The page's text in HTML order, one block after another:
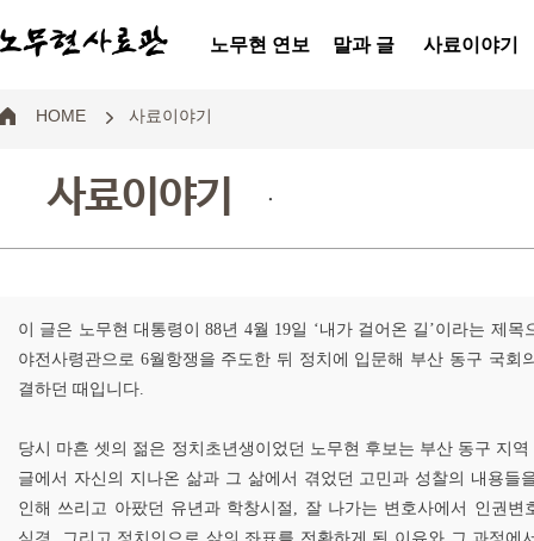
노무현 연보 말과 글 사료이야기
HOME 사료이야기
사료이야기 .
이 글은 노무현 대통령이 88년 4월 19일 ‘내가 걸어온 길’이라는 제
야전사령관으로 6월항쟁을 주도한 뒤 정치에 입문해 부산 동구 국회
결하던 때입니다.
당시 마흔 셋의 젊은 정치초년생이었던 노무현 후보는 부산 동구 지
글에서 자신의 지나온 삶과 그 삶에서 겪었던 고민과 성찰의 내용들
인해 쓰리고 아팠던 유년과 학창시절, 잘 나가는 변호사에서 인권변